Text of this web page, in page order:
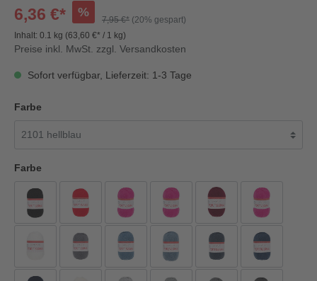
6,36 €* %
7,95 €* (20% gespart)
Inhalt: 0.1 kg (63,60 €* / 1 kg)
Preise inkl. MwSt. zzgl. Versandkosten
Sofort verfügbar, Lieferzeit: 1-3 Tage
Farbe
Farbe